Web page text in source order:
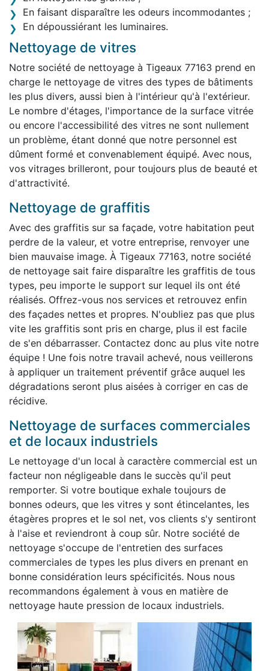
En faisant disparaître les odeurs incommodantes ;
En dépoussiérant les luminaires.
Nettoyage de vitres
Notre société de nettoyage à Tigeaux 77163 prend en
charge le nettoyage de vitres des types de bâtiments
les plus divers, aussi bien à l'intérieur qu'à l'extérieur.
Le nombre d'étages, l'importance de la surface vitrée
ou encore l'accessibilité des vitres ne sont nullement
un problème, étant donné que notre personnel est
dûment formé et convenablement équipé. Avec nous,
vos vitrages brilleront, pour toujours plus de beauté et
d'attractivité.
Nettoyage de graffitis
Avec des graffitis sur sa façade, votre habitation peut
perdre de la valeur, et votre entreprise, renvoyer une
bien mauvaise image. À Tigeaux 77163, notre société
de nettoyage sait faire disparaître les graffitis de tous
types, peu importe le support sur lequel ils ont été
réalisés. Offrez-vous nos services et retrouvez enfin
des façades nettes et propres. N'oubliez pas que plus
vite les graffitis sont pris en charge, plus il est facile
de s'en débarrasser. Contactez donc au plus vite notre
équipe ! Une fois notre travail achevé, nous veillerons
à appliquer un traitement préventif grâce auquel les
dégradations seront plus aisées à corriger en cas de
récidive.
Nettoyage de surfaces commerciales
et de locaux industriels
Le nettoyage d'un local à caractère commercial est un
facteur non négligeable dans le succès qu'il peut
remporter. Si votre boutique exhale toujours de
bonnes odeurs, que les vitres y sont étincelantes, les
étagères propres et le sol net, vos clients s'y sentiront
à l'aise et reviendront à coup sûr. Notre société de
nettoyage s'occupe de l'entretien des surfaces
commerciales de types les plus divers en prenant en
bonne considération leurs spécificités. Nous nous
recommandons également à vous en matière de
nettoyage haute pression de locaux industriels.